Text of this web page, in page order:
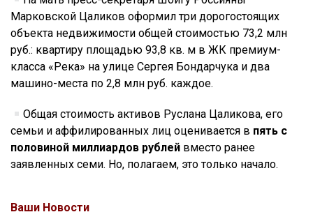
Марковской Цаликов оформил три дорогостоящих
объекта недвижимости общей стоимостью 73,2 млн
руб.: квартиру площадью 93,8 кв. м в ЖК премиум-
класса «Река» на улице Сергея Бондарчука и два
машино-места по 2,8 млн руб. каждое.
Общая стоимость активов Руслана Цаликова, его
семьи и аффилированных лиц оценивается в пять с
половиной миллиардов рублей вместо ранее
заявленных семи. Но, полагаем, это только начало.
Ваши Новости